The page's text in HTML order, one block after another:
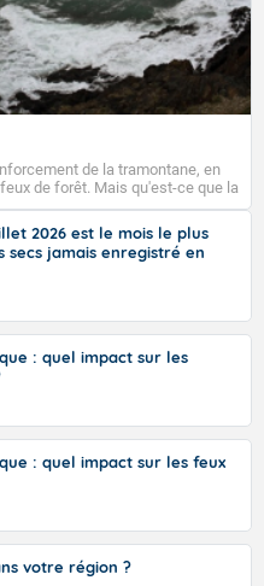
de la tramontane, en
de forêt. Mais qu'est-ce que la
? La tramontane est un
ouest à nord, ou ouest à nord-
à la vallée de l’Aude et à
vent vient du latin trasmontanus,
aux régions montagneuses
2026 est le mois le plus
secs jamais enregistré en
: quel impact sur les
: quel impact sur les feux
votre région ?